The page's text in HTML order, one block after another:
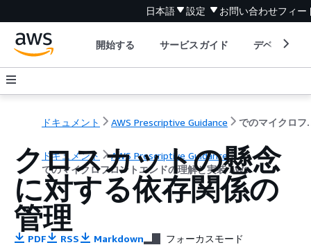
日本語 設定 お問い合わせフィー
開始する サービスガイド デベロッパ
ドキュメント AWS Prescriptive Guidance でのマイ
ドキュメント
AWS Prescriptive Guidance
でのマイクロフロントエンドの理解と実装 AWS
クロスカットの懸念
に対する依存関係の
管理
PDF RSS Markdown フォーカスモード